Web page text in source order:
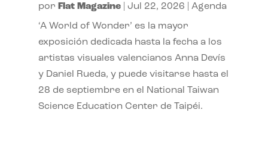
por Flat Magazine| Jul 22, 2026 Agenda
‘A World of Wonder’ es la mayor
exposición dedicada hasta la fecha a los
artistas visuales valencianos Anna Devís
y Daniel Rueda, y puede visitarse hasta el
28 de septiembre en el National Taiwan
Science Education Center de Taipéi.